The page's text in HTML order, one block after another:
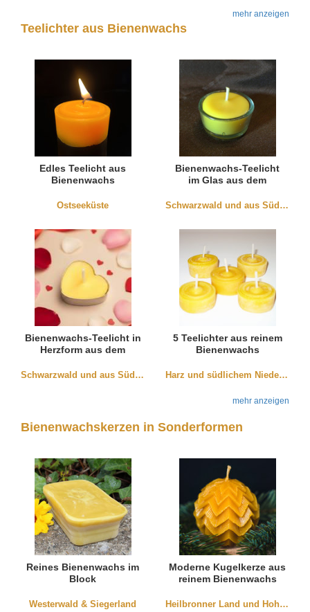
mehr anzeigen
Teelichter aus Bienenwachs
Edles Teelicht aus
Bienenwachs
Ostseeküste
Bienenwachs-Teelicht
im Glas aus dem
Schwarzwald und aus Südbaden
Bienenwachs-Teelicht in
Herzform aus dem
Aluschale
Schwarzwald und aus Südbaden
5 Teelichter aus reinem
Bienenwachs
Harz und südlichem Niedersachen
mehr anzeigen
Bienenwachskerzen in Sonderformen
Reines Bienenwachs im
Block
Westerwald & Siegerland
Moderne Kugelkerze aus
reinem Bienenwachs
Heilbronner Land und Hohenlohe